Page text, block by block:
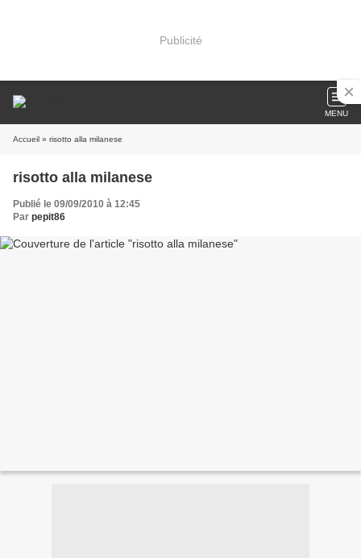
Publicité
MENU
Accueil » risotto alla milanese
risotto alla milanese
Publié le 09/09/2010 à 12:45
Par pepit86